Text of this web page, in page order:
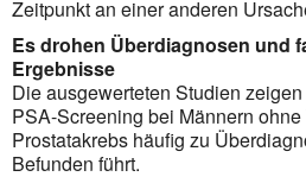
Zeitpunkt an einer anderen
Es drohen Überdiagnosen und
Ergebnisse
Die ausgewerteten Studien
PSA-Screening bei Männern
Prostatakrebs häufig zu
Befunden führt.